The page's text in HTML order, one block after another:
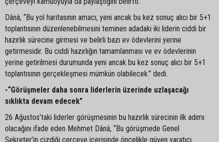
Dânâ, “Bu yol haritasının amacı, yeni ancak bu kez sonuç alıcı bir 5+1
toplantısının düzenlenebilmesini teminen adadaki iki liderin ciddi bir
hazırlık sürecine girmesi ve belirli bazı ev ödevlerini yerine
getirmesidir. Bu ciddi hazırlığın tamamlanması ve ev ödevlerinin
yerine getirilmesi durumunda yeni ancak bu kez sonuç alıcı bir 5+1
toplantısının gerçekleşmesi mümkün olabilecek.” dedi.
-“Görüşmeler daha sonra liderlerin üzerinde uzlaşacağı
sıklıkta devam edecek”
26 Ağustos’taki liderler görüşmesinin bu hazırlık sürecinin ilk adımı
olacağını ifade eden Mehmet Dânâ, “Bu görüşmede Genel
Sekreter’in çizdiği çerçeve içerisinde öncelikle güven yaratıcı